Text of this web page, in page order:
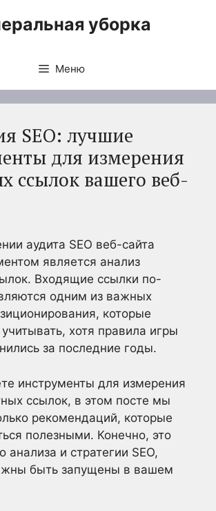
уборка
Меню
SEO: лучшие
для измерения
ссылок вашего веб-
аудита SEO веб-сайта
является анализ
Входящие ссылки по-
одним из важных
которые
хотя правила игры
за последние годы.
инструменты для измерения
ссылок, в этом посте мы
рекомендаций, которые
полезными. Конечно, это
анализа и стратегии SEO,
быть запущены в вашем